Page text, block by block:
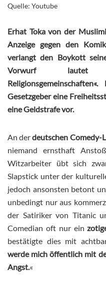
Quelle: Youtube
Erhat Toka von der
Anzeige gegen den
verlangt den Boykott
Vorwurf lautet
Gesetzgeber eine
eine Geldstrafe vor.
An derdeutschen Comedy-
niemand ernsthaft
Witzarbeiter übt sich
Slapstick unter der
jedoch ansonsten betont
unbedingt nur aus
der Satiriker von Titanic
Comedian oft nur ein
bestätigte dies mit
werde mich öffentlich mit
Angst.«